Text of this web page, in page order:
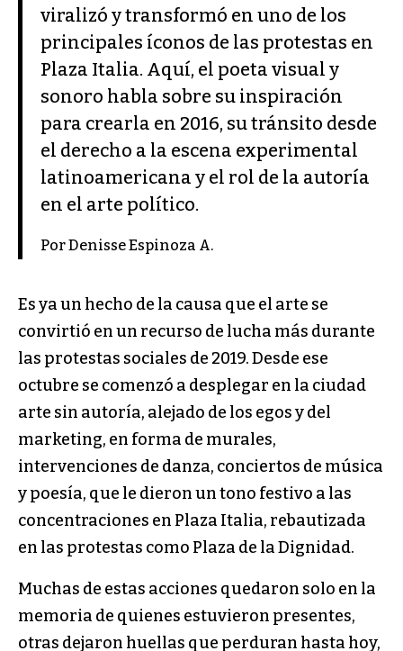
viralizó y transformó en uno de los
principales íconos de las protestas en
Plaza Italia. Aquí, el poeta visual y
sonoro habla sobre su inspiración
para crearla en 2016, su tránsito desde
el derecho a la escena experimental
latinoamericana y el rol de la autoría
en el arte político.
Por Denisse Espinoza A.
Es ya un hecho de la causa que el arte se
convirtió en un recurso de lucha más durante
las protestas sociales de 2019. Desde ese
octubre se comenzó a desplegar en la ciudad
arte sin autoría, alejado de los egos y del
marketing, en forma de murales,
intervenciones de danza, conciertos de música
y poesía, que le dieron un tono festivo a las
concentraciones en Plaza Italia, rebautizada
en las protestas como Plaza de la Dignidad.
Muchas de estas acciones quedaron solo en la
memoria de quienes estuvieron presentes,
otras dejaron huellas que perduran hasta hoy,